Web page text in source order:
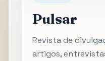
Pulsar
Revista de
artigos,